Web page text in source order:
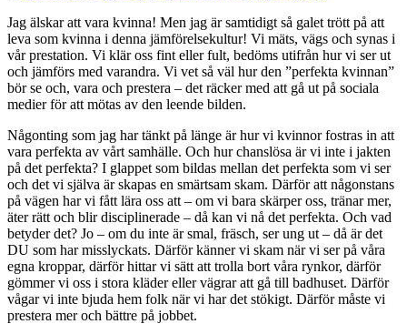
Jag älskar att vara kvinna! Men jag är samtidigt så galet trött på att
leva som kvinna i denna jämförelsekultur! Vi mäts, vägs och synas i
vår prestation. Vi klär oss fint eller fult, bedöms utifrån hur vi ser ut
och jämförs med varandra. Vi vet så väl hur den ”perfekta kvinnan”
bör se och, vara och prestera – det räcker med att gå ut på sociala
medier för att mötas av den leende bilden.
Någonting som jag har tänkt på länge är hur vi kvinnor fostras in att
vara perfekta av vårt samhälle. Och hur chanslösa är vi inte i jakten
på det perfekta? I glappet som bildas mellan det perfekta som vi ser
och det vi själva är skapas en smärtsam skam. Därför att någonstans
på vägen har vi fått lära oss att – om vi bara skärper oss, tränar mer,
äter rätt och blir disciplinerade – då kan vi nå det perfekta. Och vad
betyder det? Jo – om du inte är smal, fräsch, ser ung ut – då är det
DU som har misslyckats. Därför känner vi skam när vi ser på våra
egna kroppar, därför hittar vi sätt att trolla bort våra rynkor, därför
gömmer vi oss i stora kläder eller vägrar att gå till badhuset. Därför
vågar vi inte bjuda hem folk när vi har det stökigt. Därför måste vi
prestera mer och bättre på jobbet.